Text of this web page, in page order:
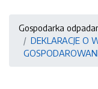
Gospodarka
DEKLARACJE O